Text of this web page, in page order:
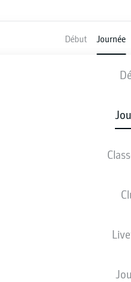
Début Journée
RB LEIPZIG
COMPOSITIONS
Les compositions seront